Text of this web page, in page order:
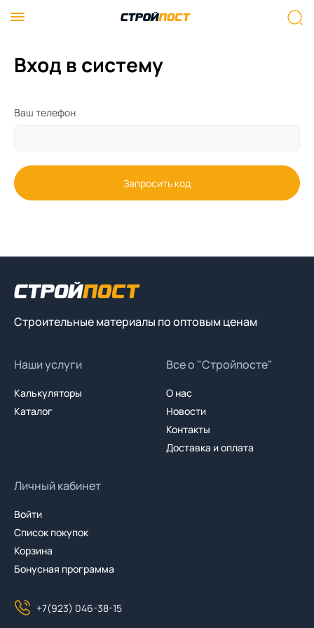
Вход в систему
Ваш телефон
Запросить код
Строительные материалы по оптовым ценам
Наши услуги
Калькуляторы
Каталог
Все о "Стройпосте"
О нас
Новости
Контакты
Доставка и оплата
Личный кабинет
Войти
Список покупок
Корзина
Бонусная программа
+7(923) 046-38-15